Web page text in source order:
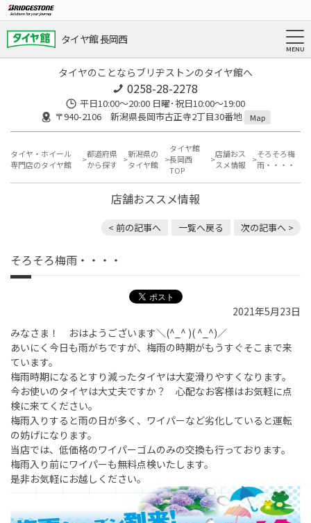
タイヤ館 長岡西
タイヤのことならブリヂストンのタイヤ館へ
0258-28-2278
平日10:00～20:00 日曜･祝日10:00～19:00
〒940-2106 新潟県長岡市古正寺2丁目30番地
Map
タイヤ・ホイール
専門店のタイヤ館
都道府県
から探す
新潟県の
タイヤ館
タイヤ館
長岡西
TOP
店舗おス
スメ情報
そろそろ梅
雨・・・・
店舗おススメ情報
< 前の記事へ 一覧へ戻る 次の記事へ >
そろそろ梅雨・・・・
2021年5月23日
みなさま！ おはようございます＼(^_^ )( ^_^)／
あいにく今日も雨がちですが、梅雨の時期がもうすぐそこまで来
ています。
梅雨時期になるとすり減ったタイヤは大変滑りやすくなります。
今お使いのタイヤは大丈夫ですか？ 心配なお客様はお気軽に点
検に来てください。
梅雨入りすると雨の日が多く、ワイパーなど劣化していると運転
の妨げになります。
当店では、低価格のワイパーゴムのみの交換も行っております。
梅雨入り前にワイパーも無料点検いたします。
是非お気軽にお越しください。